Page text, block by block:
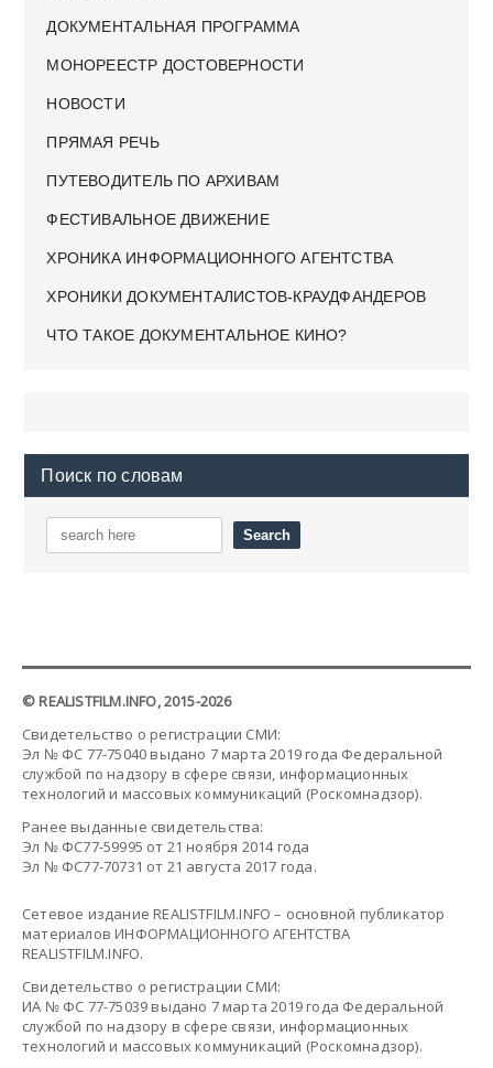
ДОКУМЕНТАЛЬНАЯ ПРОГРАММА
МОНОРЕЕСТР ДОСТОВЕРНОСТИ
НОВОСТИ
ПРЯМАЯ РЕЧЬ
ПУТЕВОДИТЕЛЬ ПО АРХИВАМ
ФЕСТИВАЛЬНОЕ ДВИЖЕНИЕ
ХРОНИКА ИНФОРМАЦИОННОГО АГЕНТСТВА
ХРОНИКИ ДОКУМЕНТАЛИСТОВ-КРАУДФАНДЕРОВ
ЧТО ТАКОЕ ДОКУМЕНТАЛЬНОЕ КИНО?
Поиск по словам
© REALISTFILM.INFO, 2015-2026
Свидетельство о регистрации СМИ:
Эл № ФС 77-75040 выдано 7 марта 2019 года Федеральной
службой по надзору в сфере связи, информационных
технологий и массовых коммуникаций (Роскомнадзор).
Ранее выданные свидетельства:
Эл № ФС77-59995 от 21 ноября 2014 года
Эл № ФС77-70731 от 21 августа 2017 года.
Сетевое издание REALISTFILM.INFO – основной публикатор
материалов ИНФОРМАЦИОННОГО АГЕНТСТВА
REALISTFILM.INFO.
Свидетельство о регистрации СМИ:
ИА № ФС 77-75039 выдано 7 марта 2019 года Федеральной
службой по надзору в сфере связи, информационных
технологий и массовых коммуникаций (Роскомнадзор).